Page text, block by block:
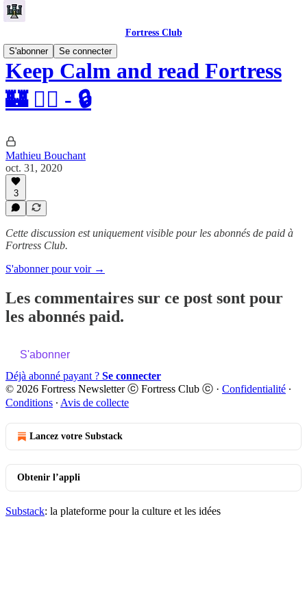
Fortress Club
S'abonner
Se connecter
Keep Calm and read Fortress
🏰 🧘‍♂️ - 🔒
Mathieu Bouchant
oct. 31, 2020
3
Cette discussion est uniquement visible pour les abonnés de paid à
Fortress Club.
S'abonner pour voir →
Les commentaires sur ce post sont pour
les abonnés paid.
S'abonner
Déjà abonné payant ? Se connecter
© 2026 Fortress Newsletter ⓒ Fortress Club ⓒ · Confidentialité ∙
Conditions ∙ Avis de collecte
Lancez votre Substack
Obtenir l’appli
Substack: la plateforme pour la culture et les idées